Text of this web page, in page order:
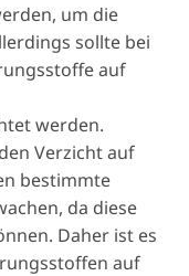
um die
sollte bei
auf
werden.
Verzicht auf
bestimmte
da diese
Daher ist es
auf